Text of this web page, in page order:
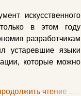
искусственного
в этом году
разработчикам
устаревшие языки
которые можно
чтение ......